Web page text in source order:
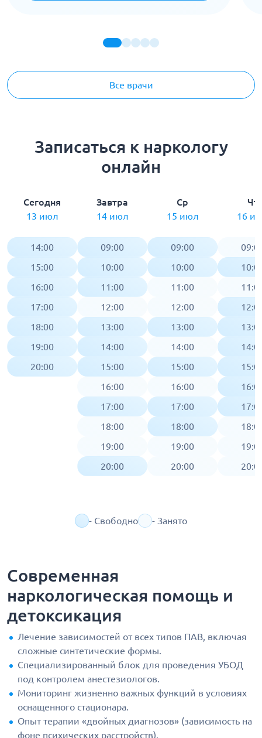
Все врачи
Записаться к наркологу
онлайн
Сегодня
13 июл
14:00
15:00
16:00
17:00
18:00
19:00
20:00
Завтра
14 июл
09:00
10:00
11:00
12:00
13:00
14:00
15:00
16:00
17:00
18:00
19:00
20:00
Ср
15 июл
09:00
10:00
11:00
12:00
13:00
14:00
15:00
16:00
17:00
18:00
19:00
20:00
Чт
16
- Свободно - Занято
Современная
наркологическая помощь и
детоксикация
Лечение зависимостей от всех типов ПАВ, включая
сложные синтетические формы.
Специализированный блок для проведения УБОД
под контролем анестезиологов.
Мониторинг жизненно важных функций в условиях
оснащенного стационара.
Опыт терапии «двойных диагнозов» (зависимость на
фоне психических расстройств).